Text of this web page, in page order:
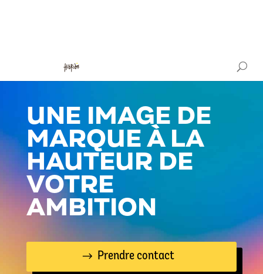
UNE IMAGE DE
MARQUE À LA
HAUTEUR DE
VOTRE
AMBITION
Prendre contact